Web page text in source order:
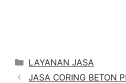
Categories
LAYANAN JASA
JASA CORING BETON